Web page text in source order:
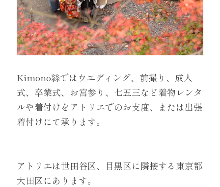
Kimono絲ではウエディング、前撮り、成人
式、卒業式、お宮参り、七五三など着物レンタ
ルや着付けをアトリエでのお支度、または出張
着付けにて承ります。
アトリエは世田谷区、目黒区に隣接する東京都
大田区にあります。